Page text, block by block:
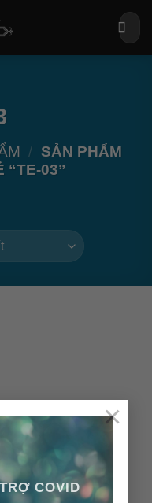
COVID
×
Tìm
kiếm:
/ SẢN PHẨM
“TE-03”